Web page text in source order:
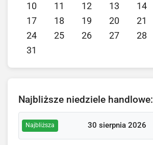
10
11 12 13 14
17
18 19 20 21
24
25 26 27 28
31
Najbliższe niedziele handlowe:
Najbliższa 30 sierpnia 2026